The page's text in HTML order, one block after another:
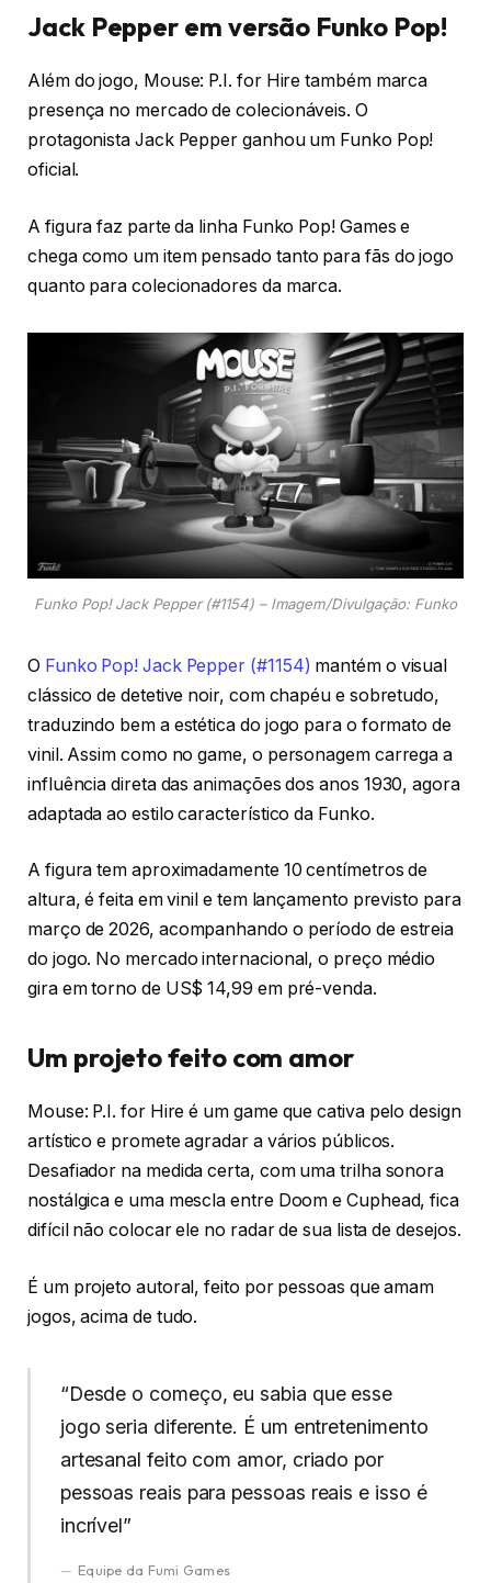
Jack Pepper em versão Funko Pop!
Além do jogo, Mouse: P.I. for Hire também marca
presença no mercado de colecionáveis. O
protagonista Jack Pepper ganhou um Funko Pop!
oficial.
A figura faz parte da linha Funko Pop! Games e
chega como um item pensado tanto para fãs do jogo
quanto para colecionadores da marca.
Funko Pop! Jack Pepper (#1154) – Imagem/Divulgação: Funko
O Funko Pop! Jack Pepper (#1154) mantém o visual
clássico de detetive noir, com chapéu e sobretudo,
traduzindo bem a estética do jogo para o formato de
vinil. Assim como no game, o personagem carrega a
influência direta das animações dos anos 1930, agora
adaptada ao estilo característico da Funko.
A figura tem aproximadamente 10 centímetros de
altura, é feita em vinil e tem lançamento previsto para
março de 2026, acompanhando o período de estreia
do jogo. No mercado internacional, o preço médio
gira em torno de US$ 14,99 em pré-venda.
Um projeto feito com amor
Mouse: P.I. for Hire é um game que cativa pelo design
artístico e promete agradar a vários públicos.
Desafiador na medida certa, com uma trilha sonora
nostálgica e uma mescla entre Doom e Cuphead, fica
difícil não colocar ele no radar de sua lista de desejos.
É um projeto autoral, feito por pessoas que amam
jogos, acima de tudo.
“Desde o começo, eu sabia que esse
jogo seria diferente. É um entretenimento
artesanal feito com amor, criado por
pessoas reais para pessoas reais e isso é
incrível”
Equipe da Fumi Games